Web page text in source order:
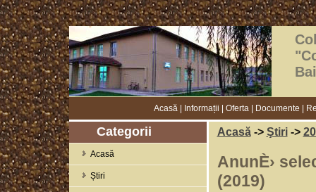
Acasă Informații Oferta Documente
Categorii
Acasă
Știri
Acasă-> Ştiri->
AnunÈ›
(2019)